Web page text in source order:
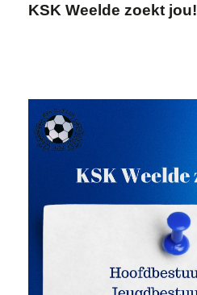
KSK Weelde zoekt jou!